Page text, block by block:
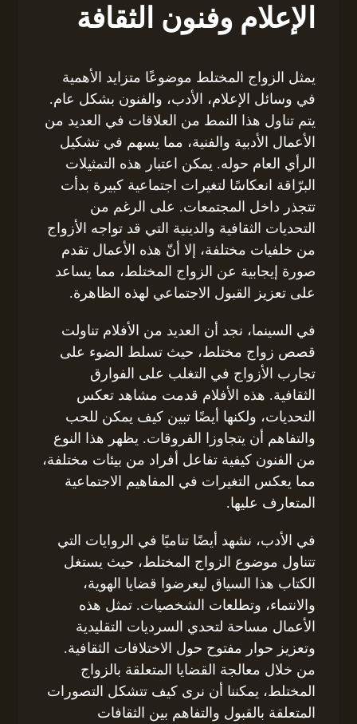
الإعلام وفنون الثقافة
يمثل الزواج المختلط موضوعًا متزايد الأهمية
في وسائل الإعلام، الأدب، والفنون بشكل عام.
يتم تناول هذا النمط من العلاقات في العديد من
الأعمال الأدبية والفنية، مما يسهم في تشكيل
الرأي العام حوله. يمكن اعتبار هذه التمثيلات
البرّاقة انعكاسًا لتغيرات اجتماعية كبيرة بدأت
تتجذر داخل المجتمعات. على الرغم من
التحديات الثقافية والدينية التي قد تواجه الأزواج
من خلفيات مختلفة، إلا أنّ هذه الأعمال تقدم
صورة إيجابية عن الزواج المختلط، مما يساعد
على تعزيز القبول الاجتماعي لهذه الظاهرة.
في السينما، نجد أن العديد من الأفلام تناولت
قصص زواج مختلط، حيث تسلط الضوء على
تجارب الأزواج في التغلب على الفوارق
الثقافية. هذه الأفلام قدمت مشاهد تعكس
التحديات، ولكنها أيضًا تبين كيف يمكن للحب
والتفاهم أن يتجاوزا الفروقات. يظهر هذا النوع
من الفنون كيفية تفاعل أفراد من بيئات مختلفة،
مما يعكس التغيرات في المفاهيم الاجتماعية
المتعارف عليها.
في الأدب، نشهد أيضًا تناميًا في الروايات التي
تتناول موضوع الزواج المختلط، حيث يستغل
الكتاب هذا السياق ليعرضوا قضايا الهوية،
والانتماء، وتطلعات الشخصيات. تمثل هذه
الأعمال مساحة لتحدي السرديات التقليدية
وتعزيز حوار مفتوح حول الاختلافات الثقافية.
من خلال معالجة القضايا المتعلقة بالزواج
المختلط، يمكننا أن نرى كيف تتشكل التصورات
المتعلقة بالقبول والتفاهم بين الثقافات